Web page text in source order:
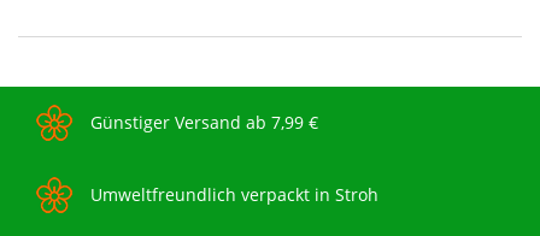
Günstiger Versand ab 7,99 €
Umweltfreundlich verpackt in Stroh